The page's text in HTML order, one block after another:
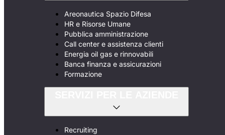
Areonautica Spazio Difesa
HR e Risorse Umane
Pubblica amministrazione
Call center e assistenza clienti
Energia oil gas e rinnovabili
Banca finanza e assicurazioni
Formazione
Recruiting